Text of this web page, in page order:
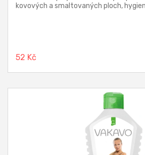
kovových a smaltovaných ploch,
52 Kč